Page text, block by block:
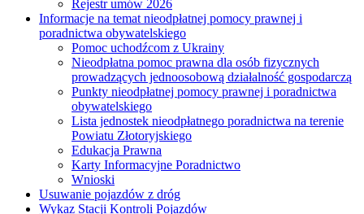
Rejestr umów 2026
Informacje na temat nieodpłatnej pomocy prawnej i
poradnictwa obywatelskiego
Pomoc uchodźcom z Ukrainy
Nieodpłatna pomoc prawna dla osób fizycznych
prowadzących jednoosobową działalność gospodarczą
Punkty nieodpłatnej pomocy prawnej i poradnictwa
obywatelskiego
Lista jednostek nieodpłatnego poradnictwa na terenie
Powiatu Złotoryjskiego
Edukacja Prawna
Karty Informacyjne Poradnictwo
Wnioski
Usuwanie pojazdów z dróg
Wykaz Stacji Kontroli Pojazdów